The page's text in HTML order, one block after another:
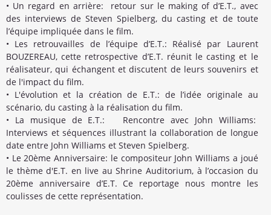
• Un regard en arrière: retour sur le making of d’E.T., avec
des interviews de Steven Spielberg, du casting et de toute
l’équipe impliquée dans le film.
• Les retrouvailles de l’équipe d’E.T.: Réalisé par Laurent
BOUZEREAU, cette retrospective d’E.T. réunit le casting et le
réalisateur, qui échangent et discutent de leurs souvenirs et
de l'impact du film.
• L'évolution et la création de E.T.: de l’idée originale au
scénario, du casting à la réalisation du film.
• La musique de E.T.: Rencontre avec John Williams:
Interviews et séquences illustrant la collaboration de longue
date entre John Williams et Steven Spielberg.
• Le 20ème Anniversaire: le compositeur John Williams a joué
le thème d'E.T. en live au Shrine Auditorium, à l’occasion du
20ème anniversaire d’E.T. Ce reportage nous montre les
coulisses de cette représentation.